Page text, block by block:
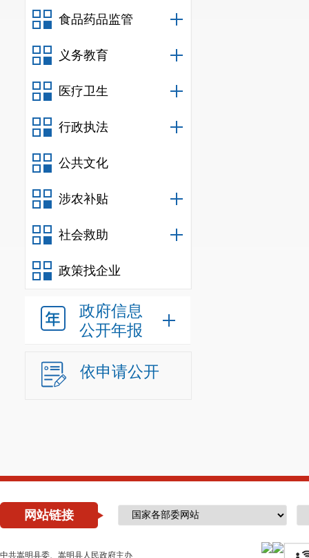
食品药品监管
义务教育
医疗卫生
行政执法
公共文化
涉农补贴
社会救助
政策找企业
政府信息
公开年报
依申请公开
网站链接
中共嵩明县委、嵩明县人民政府主办